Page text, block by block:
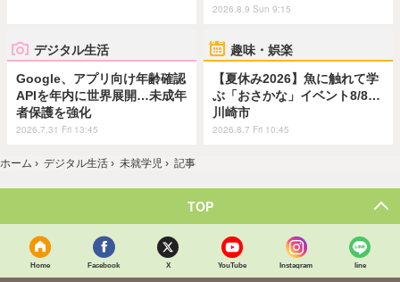
2026.8.9 Sun 9:15
デジタル生活
Google、アプリ向け年齢確認
APIを年内に世界展開…未成年
者保護を強化
2026.7.31 Fri 13:45
趣味・娯楽
【夏休み2026】魚に触れて学
ぶ「おさかな」イベント8/8…
川崎市
2026.8.7 Fri 10:45
ホーム › デジタル生活 › 未就学児 › 記事
TOP
Home Facebook X YouTube Instagram line